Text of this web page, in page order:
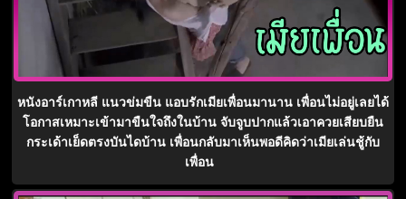
หนังอาร์เกาหลี แนวข่มขืน แอบรักเมียเพื่อนมานาน เพื่อนไม่อยู่เลยได้
โอกาสเหมาะเข้ามาขืนใจถึงในบ้าน จับจูบปากแล้วเอาควยเสียบยืน
กระเด้าเย็ดตรงบันไดบ้าน เพื่อนกลับมาเห็นพอดีคิดว่าเมียเล่นชู้กับ
เพื่อน